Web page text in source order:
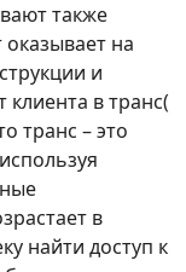
также
на
и
клиента в транс(
транс – это
в
найти доступ к